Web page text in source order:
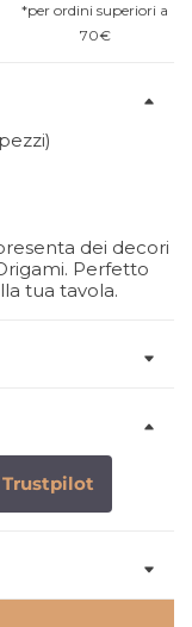
*per ordini superiori a
70€
dei decori
Perfetto
tua tavola.
Trustpilot